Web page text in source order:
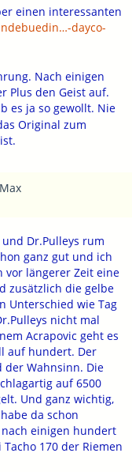
gerissen ist, welche
ja auch nicht von
für getunte
von Yamaha
folgendes: Den
Normalerweise
gesteckt, so dass
Habe mir nicht
einen interessanten
dayco-
Nach einigen
Plus den Geist auf.
es ja so gewollt. Nie
Original zum
Dr.Pulleys rum
ganz gut und ich
vor längerer Zeit eine
zusätzlich die gelbe
Unterschied wie Tag
nicht mal
Acrapovic geht es
auf hundert. Der
der Wahnsinn. Die
auf 6500
Und ganz wichtig,
da schon
einigen hundert
170 der Riemen